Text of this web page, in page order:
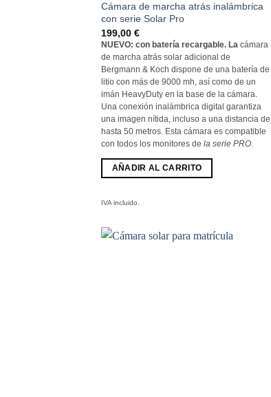
Cámara de marcha atrás inalámbrica
con serie Solar Pro
199,00 €
NUEVO: con batería recargable. La cámara
de marcha atrás solar adicional de
Bergmann & Koch dispone de una batería de
litio con más de 9000 mh, así como de un
imán HeavyDuty en la base de la cámara.
Una conexión inalámbrica digital garantiza
una imagen nítida, incluso a una distancia de
hasta 50 metros. Esta cámara es compatible
con todos los monitores de la serie PRO.
AÑADIR AL CARRITO
IVA incluido.